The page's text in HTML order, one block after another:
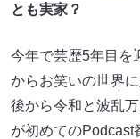
とも実家？
今年で芸歴5年目を
からお笑いの世界
後から令和と波乱
が初めてのPodcast